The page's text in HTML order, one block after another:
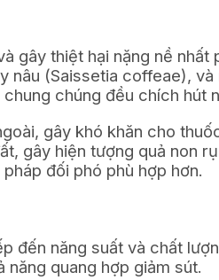
gây thiệt hại nặng nề nhất
(Saissetia coffeae),
chúng đều chích hút
gây khó khăn cho
gây hiện tượng quả non
đối phó phù hợp hơn.
đến năng suất và chất
quang hợp giảm sút.